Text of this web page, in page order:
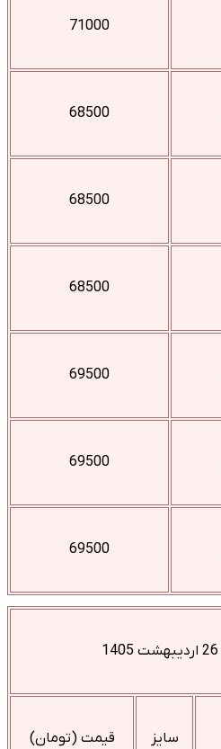
71000
68500
68500
68500
69500
69500
69500
سایز قیمت (تومان)